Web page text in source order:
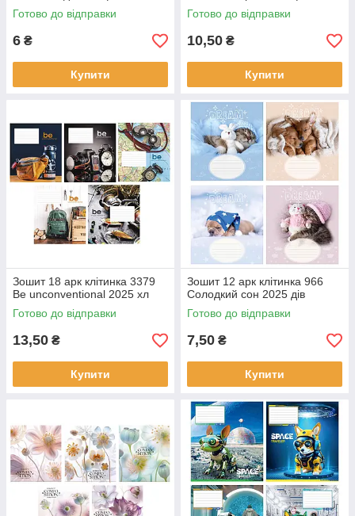
Готово до відправки
6 ₴
Купити
Готово до відправки
10,50 ₴
Купити
Зошит 18 арк клітинка 3379
Be unconventional 2025 хл
Готово до відправки
13,50 ₴
Купити
Зошит 12 арк клітинка 966
Солодкий сон 2025 дів
Готово до відправки
7,50 ₴
Купити